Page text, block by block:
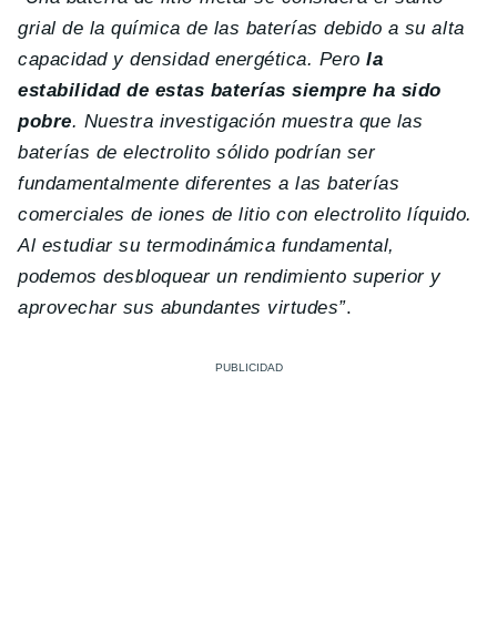
grial de la química de las baterías debido a su alta
capacidad y densidad energética. Perola
estabilidad de estas baterías siempre ha sido
pobre. Nuestra investigación muestra que las
baterías de electrolito sólido podrían ser
fundamentalmente diferentes a las baterías
comerciales de iones de litio con electrolito líquido.
Al estudiar su termodinámica fundamental,
podemos desbloquear un rendimiento superior y
aprovechar sus abundantes virtudes”.